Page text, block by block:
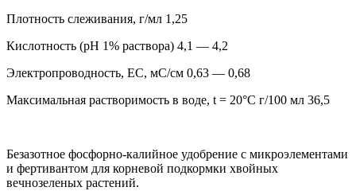
Плотность слеживания, г/мл 1,25
Кислотность (рН 1% раствора) 4,1 — 4,2
Электропроводность, ЕС, мС/см 0,63 — 0,68
Максимальная растворимость в воде, t = 20°С г/100 мл 36,5
Безазотное фосфорно-калийное удобрение с микроэлементами
и фертивантом для корневой подкормки хвойных
вечнозеленых растений.